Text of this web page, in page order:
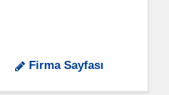
Firma Sayfası